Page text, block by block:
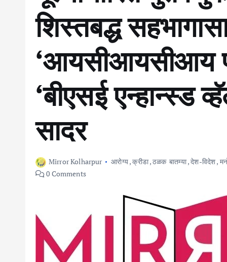
शिस्तबद्ध
‘आयसीआयसीआय
‘बीएसई एन्हान्स्ड
सादर
Mirror Kolharpur आरोग्य,क्रीडा,ठळक बातम्या,देश-विदेश,
0 Comments